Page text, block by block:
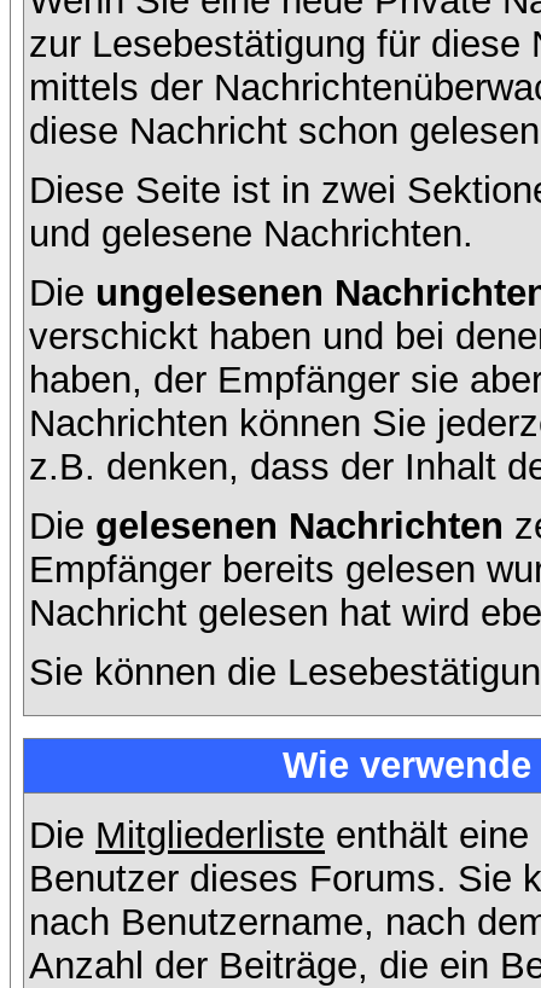
zur Lesebestätigung für diese
mittels der
diese Nachricht schon
Diese Seite ist in zwei
und gelesene Nachrichten.
Die ungelesenen
verschickt haben und bei
haben, der Empfänger sie
Nachrichten können Sie
z.B. denken, dass der Inhalt
Die gelesenen Nachrichten
Empfänger bereits gelesen
Nachricht gelesen hat wird
Sie können die
Wie
Die Mitgliederliste enthält
Benutzer dieses Forums. Sie
nach Benutzername, nach
Anzahl der Beiträge, die ein